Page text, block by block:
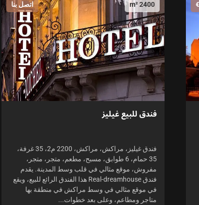
2400 m² اتصل بنا
فندق للبيع غيليز
فندق غيليز، مراكش، مراكش، 2200 م2، 35 غرفة،
35 حمام، 6 طوابق، مسبح، مطعم، متجر، متجر،
مفروش، موقع مثالي في قلب وسط المدينة. يقدم
فندق Real-dreamhouse هذا الفندق الرائع للبيع، ويقع
في موقع مثالي في وسط مراكش في منطقة بها
متاجر ومطاعم، وعلى بعد خطوات...